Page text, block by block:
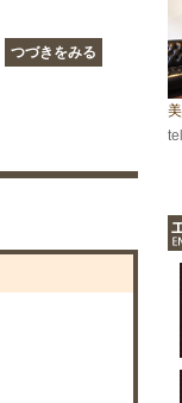
つづきをみる